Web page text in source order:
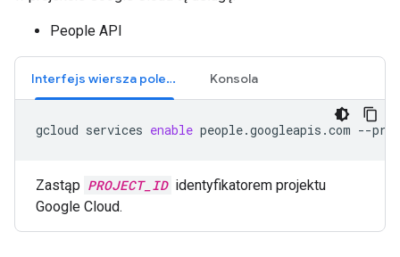
People API
Interfejs wiersza poleceń Konsola
gcloud services enable people.googleapis.com --
Zastąp PROJECT_ID identyfikatorem projektu
Google Cloud.